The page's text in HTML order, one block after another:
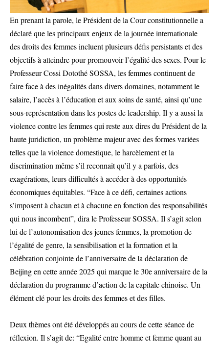
En prenant la parole, le Président de la Cour constitutionnelle a
déclaré que les principaux enjeux de la journée internationale
des droits des femmes incluent plusieurs défis persistants et des
objectifs à atteindre pour promouvoir l’égalité des sexes. Pour le
Professeur Cossi Dotothé SOSSA, les femmes continuent de
faire face à des inégalités dans divers domaines, notamment le
salaire, l’accès à l’éducation et aux soins de santé, ainsi qu’une
sous-représentation dans les postes de leadership. Il y a aussi la
violence contre les femmes qui reste aux dires du Président de la
haute juridiction, un problème majeur avec des formes variées
telles que la violence domestique, le harcèlement et la
discrimination même s’il reconnait qu’il y a parfois, des
exagérations, leurs difficultés à accéder à des opportunités
économiques équitables. “Face à ce défi, certaines actions
s’imposent à chacun et à chacune en fonction des responsabilités
qui nous incombent”, dira le Professeur SOSSA. Il s’agit selon
lui de l’autonomisation des jeunes femmes, la promotion de
l’égalité de genre, la sensibilisation et la formation et la
célébration conjointe de l’anniversaire de la déclaration de
Beijing en cette année 2025 qui marque le 30e anniversaire de la
déclaration du programme d’action de la capitale chinoise. Un
élément clé pour les droits des femmes et des filles.
Deux thèmes ont été développés au cours de cette séance de
réflexion. Il s’agit de: “Egalité entre homme et femme quant au